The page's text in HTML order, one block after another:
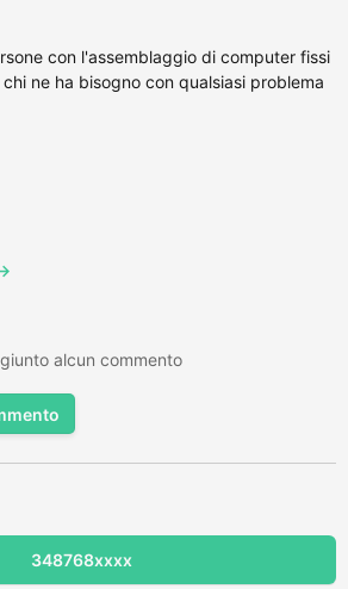
con l'assemblaggio di computer fissi
ne ha bisogno con qualsiasi problema
alcun commento
348768xxxx